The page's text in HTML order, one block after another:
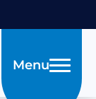
Menu